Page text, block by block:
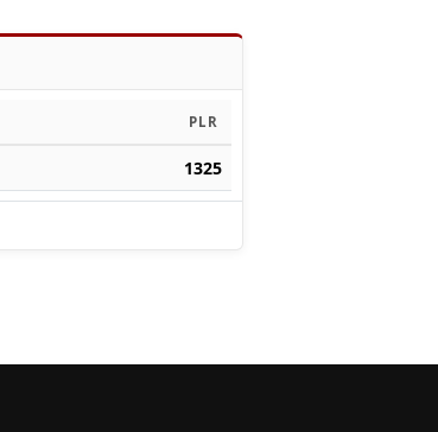
PLR
1325